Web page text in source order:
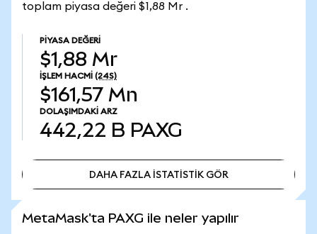
toplam piyasa değeri $1,88 Mr .
PIYASA DEĞERI
$1,88 Mr
İŞLEM HACMI (24S)
$161,57 Mn
DOLAŞIMDAKI ARZ
442,22 B PAXG
DAHA FAZLA İSTATİSTİK GÖR
MetaMask'ta PAXG ile neler yapılır